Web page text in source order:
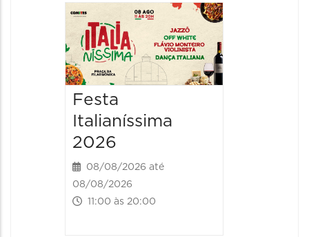
Festa
Italianíssima
2026
08/08/2026 até
08/08/2026
11:00 às 20:00